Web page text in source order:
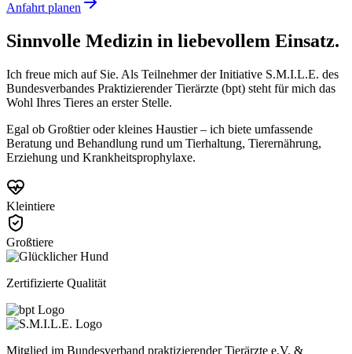
Anfahrt planen
Sinnvolle Medizin in liebevollem Einsatz.
Ich freue mich auf Sie. Als Teilnehmer der Initiative S.M.I.L.E. des
Bundesverbandes Praktizierender Tierärzte (bpt) steht für mich das
Wohl Ihres Tieres an erster Stelle.
Egal ob Großtier oder kleines Haustier – ich biete umfassende
Beratung und Behandlung rund um Tierhaltung, Tierernährung,
Erziehung und Krankheitsprophylaxe.
Kleintiere
Großtiere
Zertifizierte Qualität
Mitglied im Bundesverband praktizierender Tierärzte e.V. &